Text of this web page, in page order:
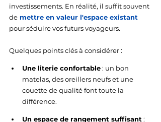
investissements. En réalité, il suffit souvent
de mettre en valeur l'espace existant
pour séduire vos futurs voyageurs.
Quelques points clés à considérer :
Une literie confortable : un bon
matelas, des oreillers neufs et une
couette de qualité font toute la
différence.
Un espace de rangement suffisant :